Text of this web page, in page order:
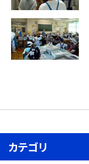
カテゴリ